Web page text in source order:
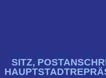
SITZ,